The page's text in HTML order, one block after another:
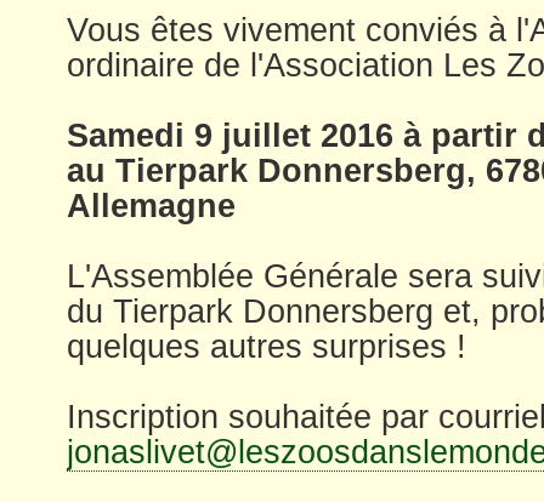
Vous êtes vivement conviés à
ordinaire de l'Association Les
Samedi 9 juillet 2016 à partir
au Tierpark Donnersberg,
Allemagne
L'Assemblée Générale sera
du Tierpark Donnersberg et,
quelques autres surprises !
Inscription souhaitée par